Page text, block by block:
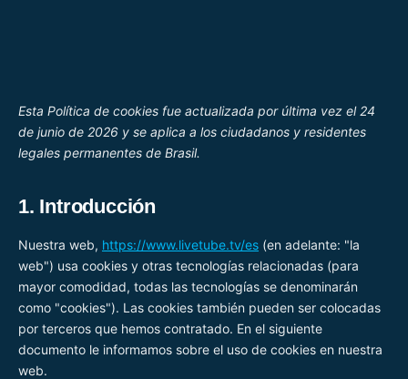
Esta Política de cookies fue actualizada por última vez el 24
de junio de 2026 y se aplica a los ciudadanos y residentes
legales permanentes de Brasil.
1. Introducción
Nuestra web, https://www.livetube.tv/es (en adelante: "la
web") usa cookies y otras tecnologías relacionadas (para
mayor comodidad, todas las tecnologías se denominarán
como "cookies"). Las cookies también pueden ser colocadas
por terceros que hemos contratado. En el siguiente
documento le informamos sobre el uso de cookies en nuestra
web.